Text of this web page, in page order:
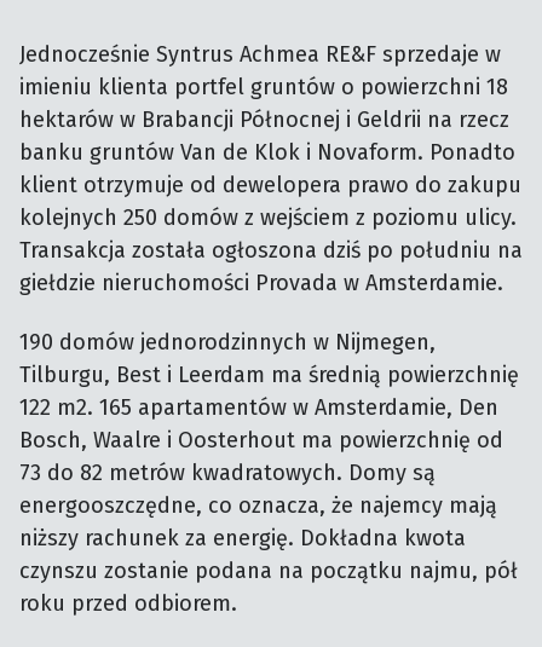
Jednocześnie Syntrus Achmea RE&F sprzedaje w
imieniu klienta portfel gruntów o powierzchni 18
hektarów w Brabancji Północnej i Geldrii na rzecz
banku gruntów Van de Klok i Novaform. Ponadto
klient otrzymuje od dewelopera prawo do zakupu
kolejnych 250 domów z wejściem z poziomu ulicy.
Transakcja została ogłoszona dziś po południu na
giełdzie nieruchomości Provada w Amsterdamie.
190 domów jednorodzinnych w Nijmegen,
Tilburgu, Best i Leerdam ma średnią powierzchnię
122 m2. 165 apartamentów w Amsterdamie, Den
Bosch, Waalre i Oosterhout ma powierzchnię od
73 do 82 metrów kwadratowych. Domy są
energooszczędne, co oznacza, że najemcy mają
niższy rachunek za energię. Dokładna kwota
czynszu zostanie podana na początku najmu, pół
roku przed odbiorem.